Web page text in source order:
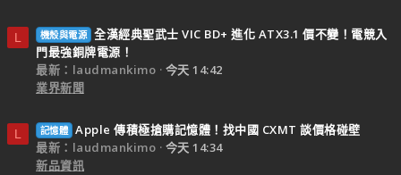
L 機殼與電源 全漢經典聖武士 VIC BD+ 進化 ATX3.1 價不變！電競入
門最強銅牌電源！
最新：laudmankimo
今天 14:42
業界新聞
L 記憶體 Apple 傳積極搶購記憶體！找中國 CXMT 談價格碰壁
最新：laudmankimo
今天 14:34
新品資訊